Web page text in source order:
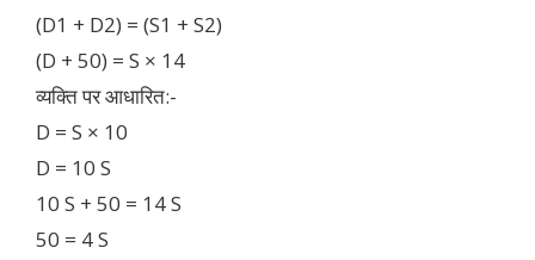
(D1 + D2) = (S1 + S2)
(D + 50) = S × 14
व्यक्ति पर आधारित:-
D = S × 10
D = 10 S
10 S + 50 = 14 S
50 = 4 S